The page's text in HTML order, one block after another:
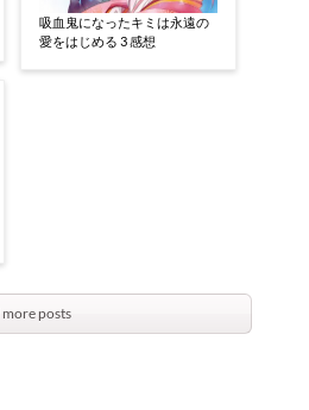
吸血鬼になったキミは永遠の
愛をはじめる 3 感想
more posts